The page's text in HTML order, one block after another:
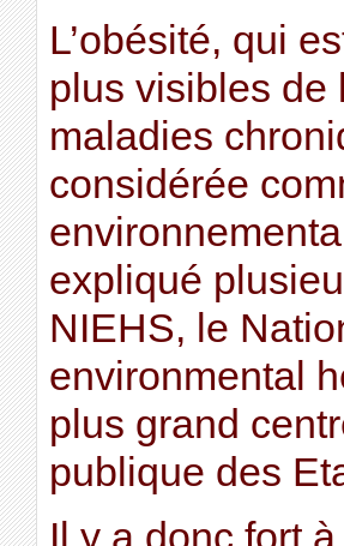
L’obésité, qui
plus visibles de
maladies
considérée
expliqué
NIEHS, le
environmental
plus grand
publique des
Il y a donc fort